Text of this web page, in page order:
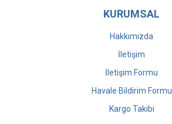
KURUMSAL
Hakkımızda
İletişim
İletişim Formu
Havale Bildirim Formu
Kargo Takibi